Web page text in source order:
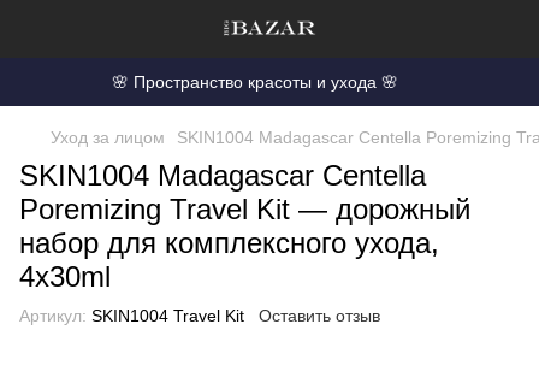
🌸 Пространство красоты и ухода 🌸
Уход за лицом SKIN1004 Madagascar Centella Poremizing
SKIN1004 Madagascar Centella
Poremizing Travel Kit — дорожный
набор для комплексного ухода,
4x30ml
Артикул: SKIN1004 Travel Kit Оставить отзыв